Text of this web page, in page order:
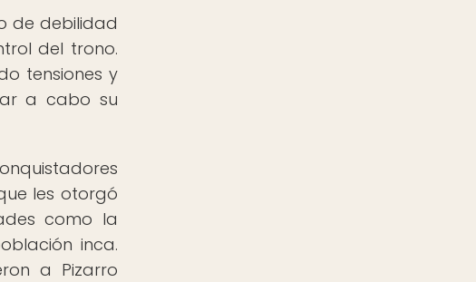
de debilidad
del trono.
tensiones y
a cabo su
les otorgó
como la
inca.
a Pizarro